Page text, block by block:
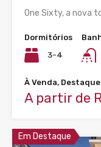
One Sixty, a nova
Dormitórios
3-4
À Venda,
A partir de
Em Destaque